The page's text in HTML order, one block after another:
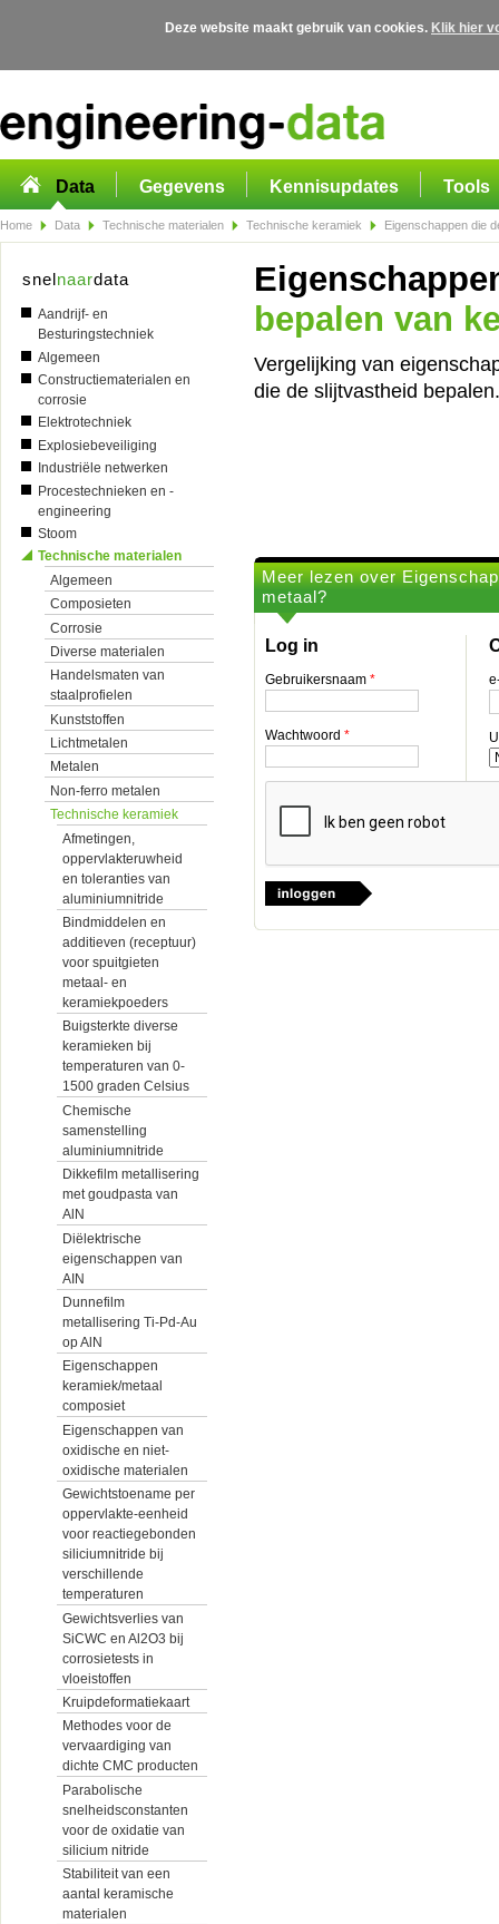
Deze website maakt gebruik van cookies. Klik hier
Data Gegevens Kennisupdates Tools
Home Data Technische materialen Technische keramiek Eigenschappen die
snelnaardata
Aandrijf- en
Besturingstechniek
Algemeen
Constructiematerialen en
corrosie
Elektrotechniek
Explosiebeveiliging
Industriële netwerken
Procestechnieken en -
engineering
Stoom
Technische materialen
Algemeen
Composieten
Corrosie
Diverse materialen
Handelsmaten van
staalprofielen
Kunststoffen
Lichtmetalen
Metalen
Non-ferro metalen
Technische keramiek
Afmetingen,
oppervlakteruwheid
en toleranties van
aluminiumnitride
Bindmiddelen en
additieven (receptuur)
voor spuitgieten
metaal- en
keramiekpoeders
Buigsterkte diverse
keramieken bij
temperaturen van 0-
1500 graden Celsius
Chemische
samenstelling
aluminiumnitride
Dikkefilm metallisering
met goudpasta van
AlN
Diëlektrische
eigenschappen van
AIN
Dunnefilm
metallisering Ti-Pd-Au
op AlN
Eigenschappen
keramiek/metaal
composiet
Eigenschappen van
oxidische en niet-
oxidische materialen
Gewichtstoename per
oppervlakte-eenheid
voor reactiegebonden
siliciumnitride bij
verschillende
temperaturen
Gewichtsverlies van
SiCWC en Al2O3 bij
corrosietests in
vloeistoffen
Kruipdeformatiekaart
Methodes voor de
vervaardiging van
dichte CMC producten
Parabolische
snelheidsconstanten
voor de oxidatie van
silicium nitride
Stabiliteit van een
aantal keramische
materialen
bepalen van
Vergelijking van
die de slijtvastheid bepalen.
Meer lezen over
metaal?
Log in
Gebruikersnaam *
Wachtwoord *